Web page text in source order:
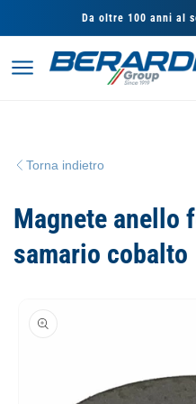
direttamente
ai contenuti
Da oltre 100 anni al
Torna indietro
Magnete anello
samario cobalto
sul prodotto